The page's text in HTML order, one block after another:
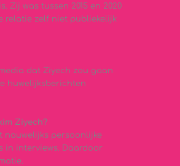
Zij was tussen 2015 en 2020
relatie zelf niet publiekelijk
dat Ziyech zou gaan
huwelijksberichten
Ziyech?
nauwelijks persoonlijke
in interviews. Daardoor